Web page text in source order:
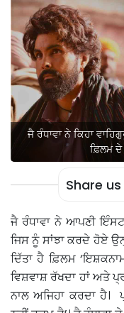
ਜੈ ਰੰਧਾਵਾ ਨੇ ਕਿਹਾ
ਫ਼ਿਲਮ
Share us
ਜੈ ਰੰਧਾਵਾ ਨੇ ਆਪਣੀ
ਜਿਸ ਨੂੰ ਸਾਂਝਾ ਕਰਦੇ ਹੋਏ
ਦਿੱਤਾ ਹੈ ਫ਼ਿਲਮ
ਵਿਸ਼ਵਾਸ਼ ਰੱਖਦਾ ਹਾਂ ਅਤੇ
ਨਾਲ ਅਜਿਹਾ ਕਰਦਾ